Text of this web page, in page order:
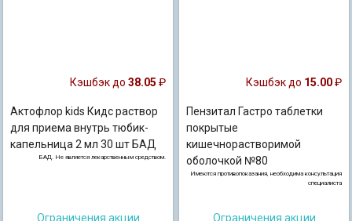
Кэшбэк до 38.05 ₽
Актофлор kids Кидс раствор
для приема внутрь тюбик-
капельница 2 мл 30 шт БАД
БАД. Не является лекарственным средством.
Ограничения акции
Кэшбэк до 15.00₽
Пензитал Гастро таблетки
покрытые
кишечнорастворимой
оболочкой №80
Имеются противопоказания, необходима консультация
специалиста
Ограничения акции